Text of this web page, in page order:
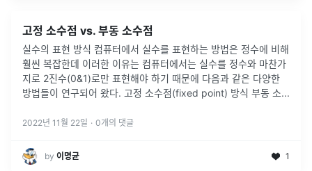
고정 소수점 vs. 부동 소수점
실수의 표현 방식 컴퓨터에서 실수를 표현하는 방법은 정수에 비해
훨씬 복잡한데 이러한 이유는 컴퓨터에서는 실수를 정수와 마찬가
지로 2진수(0&1)로만 표현해야 하기 때문에 다음과 같은 다양한
방법들이 연구되어 왔다. 고정 소수점(fixed point) 방식 부동 소...
2022년 11월 22일 · 0개의 댓글
by 이명균 1